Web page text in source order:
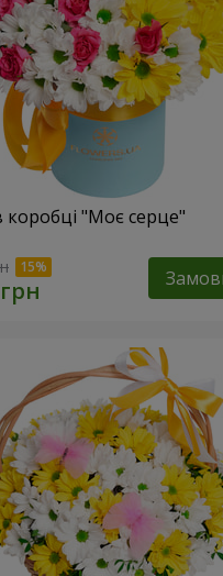
коробці "Моє серце"